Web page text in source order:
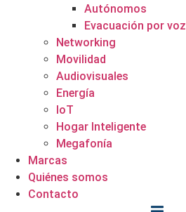
Autónomos
Evacuación por voz
Networking
Movilidad
Audiovisuales
Energía
IoT
Hogar Inteligente
Megafonía
Marcas
Quiénes somos
Contacto